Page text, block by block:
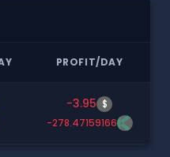
PROFIT/DAY
-3.95 $
-278.47159166